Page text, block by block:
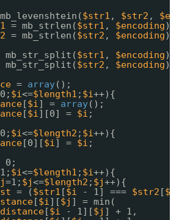
mb_levenshtein($str1 , $str2 ,
= mb_strlen($str1 , $encoding);
= mb_strlen($str2 , $encoding);
mb_str_split($str1 , $encoding);
mb_str_split($str2 , $encoding);
= array();
$i<=$length1 ; $i++){
[$i] = array();
[$i][0] = $i ;
$i<=$length2 ; $i++){
[0][$i] = $i ;
0;
$i<=$length1 ; $i++){
=1; $j<=$length2 ; $j++){
= ($str1 [$i - 1] === $str2 [$j
[$i][$j ] = min(
[$i - 1][$j ] + 1,